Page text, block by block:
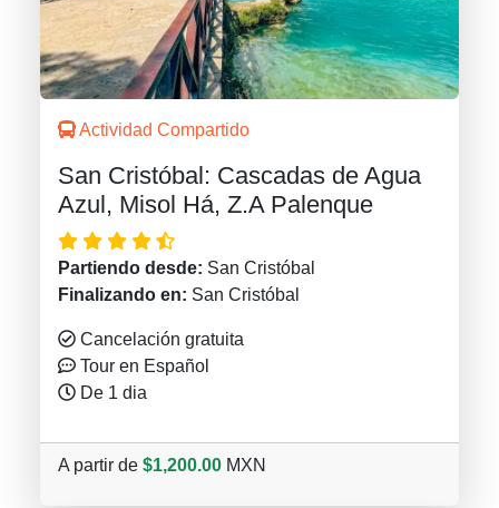
Actividad Compartido
San Cristóbal: Cascadas de Agua
Azul, Misol Há, Z.A Palenque
Partiendo desde: San Cristóbal
Finalizando en: San Cristóbal
Cancelación gratuita
Tour en Español
De 1 dia
A partir de $1,200.00 MXN